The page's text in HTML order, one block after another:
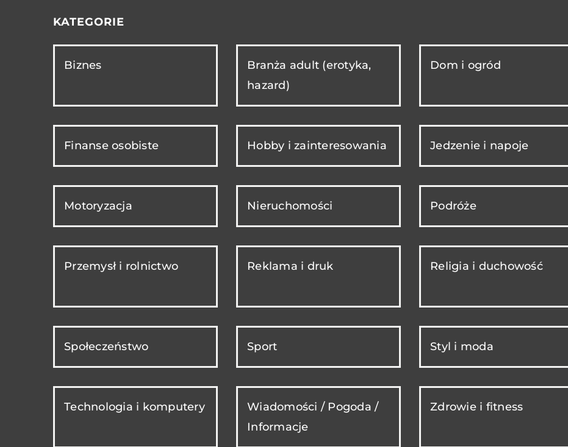
KATEGORIE
Biznes
Branża adult (erotyka,
hazard)
Dom i ogród
Finanse osobiste Hobby i zainteresowania Jedzenie i napoje
Motoryzacja Nieruchomości Podróże
Przemysł i rolnictwo Reklama i druk Religia i duchowość
Społeczeństwo Sport Styl i moda
Technologia i komputery
Wiadomości / Pogoda /
Informacje
Zdrowie i fitness